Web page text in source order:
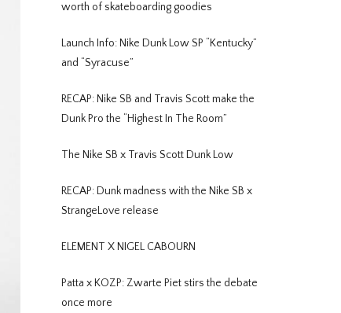
worth of skateboarding goodies
Launch Info: Nike Dunk Low SP “Kentucky”
and “Syracuse”
RECAP: Nike SB and Travis Scott make the
Dunk Pro the “Highest In The Room”
The Nike SB x Travis Scott Dunk Low
RECAP: Dunk madness with the Nike SB x
StrangeLove release
ELEMENT X NIGEL CABOURN
Patta x KOZP: Zwarte Piet stirs the debate
once more